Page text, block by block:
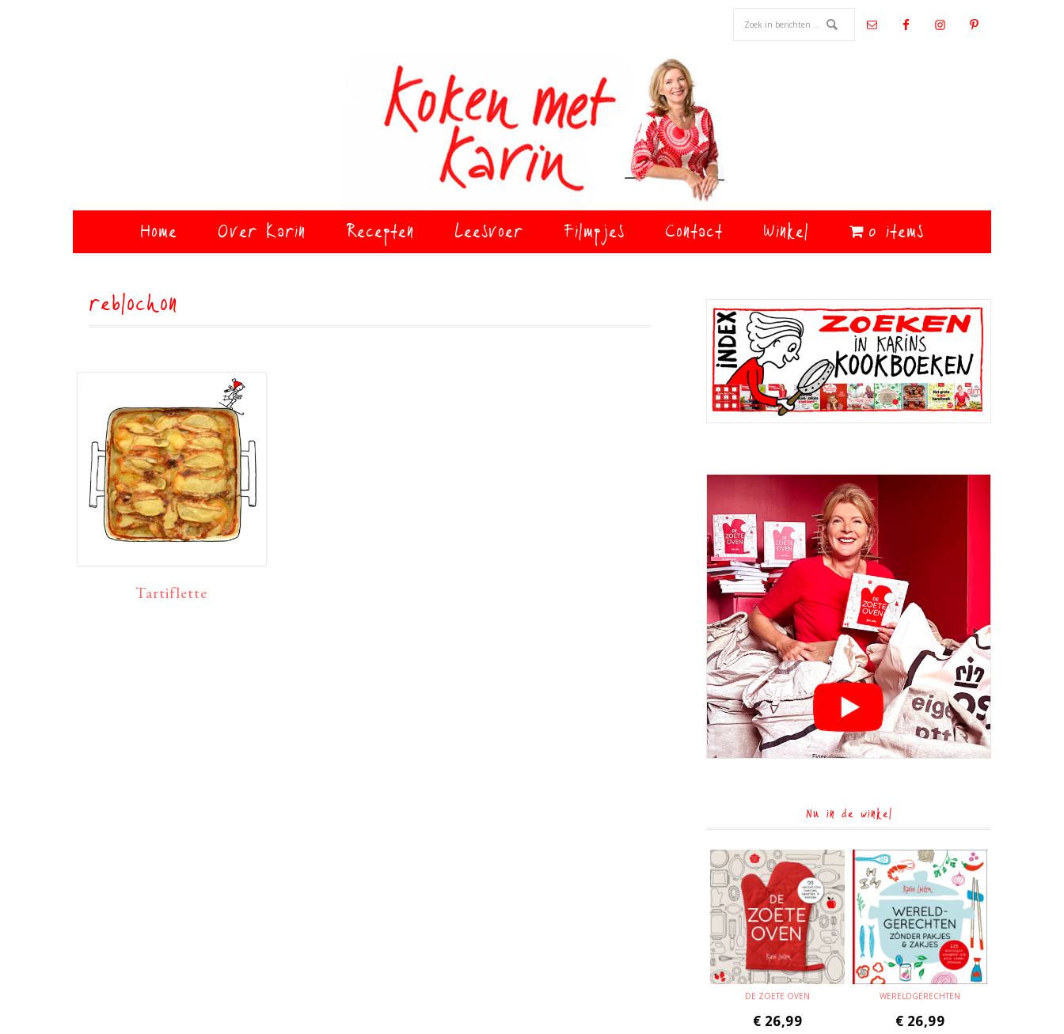
Home Over Karin Recepten Leesvoer Filmpjes Contact Winkel 0 items
reblochon
Tartiflette
Primaire
Sidebar
Nu in de winkel
DE ZOETE OVEN
€ 26,99
WERELDGERECHTEN
€ 26,99